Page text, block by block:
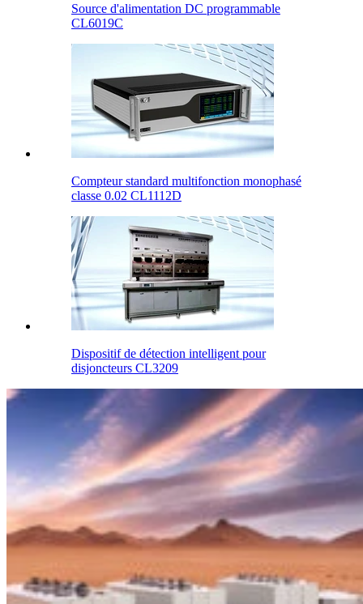
Source d'alimentation DC programmable
CL6019C
Compteur standard multifonction monophasé
classe 0.02 CL1112D
Dispositif de détection intelligent pour
disjoncteurs CL3209